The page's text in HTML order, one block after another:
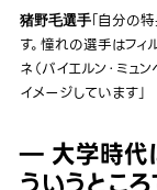
猪野毛選手「自分の
す。憧れの選手はフィ
ネ（バイエルン・ミュ
イメージしています」
― 大学時代